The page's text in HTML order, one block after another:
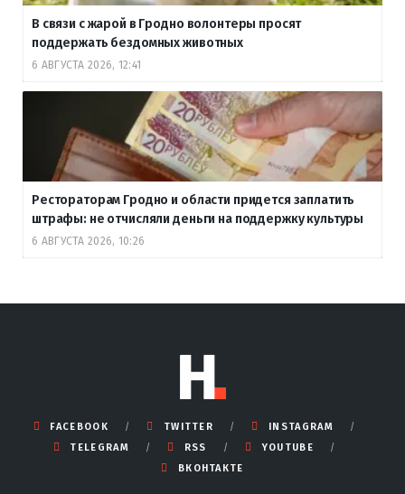
В связи с жарой в Гродно волонтеры просят
поддержать бездомных животных
6 АВГУСТА 2026, 12:41
Рестораторам Гродно и области придется заплатить
штрафы: не отчисляли деньги на поддержку культуры
6 АВГУСТА 2026, 10:26
FACEBOOK TWITTER
INSTAGRAM
TELEGRAM
RSS
YOUTUBE
ВКОНТАКТЕ